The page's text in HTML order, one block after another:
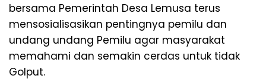
bersama Pemerintah Desa Lemusa terus
mensosialisasikan pentingnya pemilu dan
undang undang Pemilu agar masyarakat
memahami dan semakin cerdas untuk tidak
Golput.